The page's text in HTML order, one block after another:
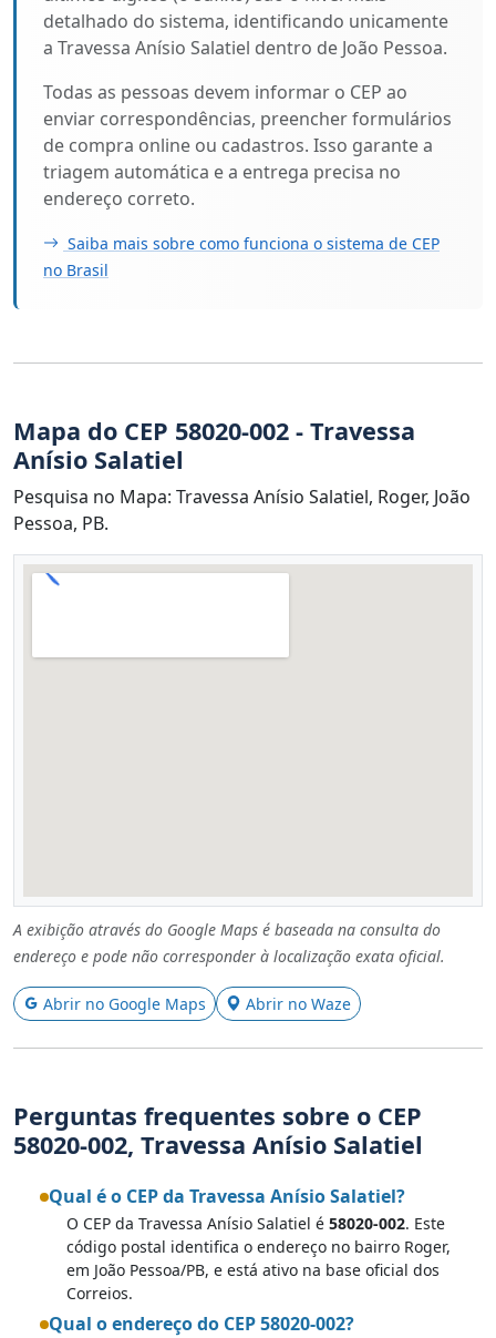
detalhado do sistema, identificando unicamente
a Travessa Anísio Salatiel dentro de João Pessoa.
Todas as pessoas devem informar o CEP ao
enviar correspondências, preencher formulários
de compra online ou cadastros. Isso garante a
triagem automática e a entrega precisa no
endereço correto.
Saiba mais sobre como funciona o sistema de CEP
no Brasil
Mapa do CEP 58020-002 - Travessa
Anísio Salatiel
Pesquisa no Mapa: Travessa Anísio Salatiel, Roger, João
Pessoa, PB.
A exibição através do Google Maps é baseada na consulta do
endereço e pode não corresponder à localização exata oficial.
Abrir no Google Maps Abrir no Waze
Perguntas frequentes sobre o CEP
58020-002, Travessa Anísio Salatiel
Qual é o CEP da Travessa Anísio Salatiel?
O CEP da Travessa Anísio Salatiel é 58020-002. Este
código postal identifica o endereço no bairro Roger,
em João Pessoa/PB, e está ativo na base oficial dos
Correios.
Qual o endereço do CEP 58020-002?